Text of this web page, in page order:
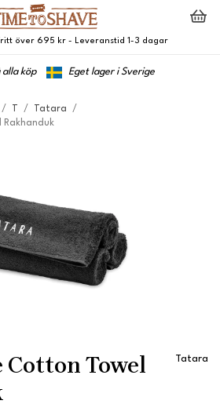
över 695 kr - Leveranstid 1-3 dagar
alla köp Eget lager i Sverige
/ / Tatara
/
Rakhanduk
Cotton Towel
Tatara